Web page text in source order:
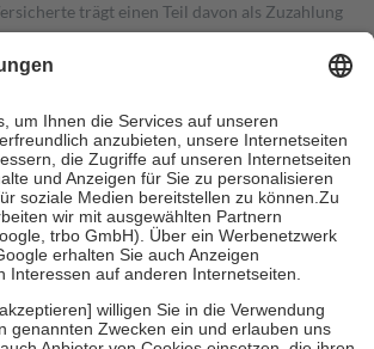
trägt einen Teil davon als Zuzahlung
Mitglieder Zuzahlungen in Höhe von zehn
Es sind jedoch nie mehr als die tatsächlichen
zu entrichten.
grundsätzlich auch für Online-Apotheken.
Krankenpflege beträgt die
der Kosten sowie zehn Euro je
der Versicherten für ihre eigene Gesundheit zu
Stellung der Familie zu unterstützen,
an bei:
bis zum vollendeten 18. Lebensjahr